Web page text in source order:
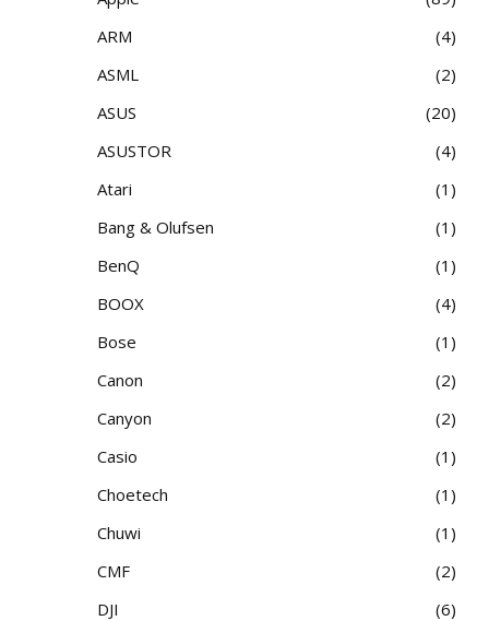
ARM
4
ASML
2
ASUS
20
ASUSTOR
4
Atari
1
Bang & Olufsen
1
BenQ
1
BOOX
4
Bose
1
Canon
2
Canyon
2
Casio
1
Choetech
1
Chuwi
1
CMF
2
DJI
6